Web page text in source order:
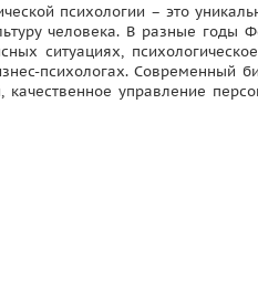
психологии – это
человека. В разные годы
ситуациях,
психологах. Современный
управление